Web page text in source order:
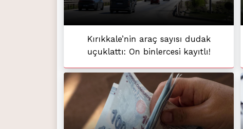
Kırıkkale’nin araç sayısı dudak
uçuklattı: On binlercesi kayıtlı!